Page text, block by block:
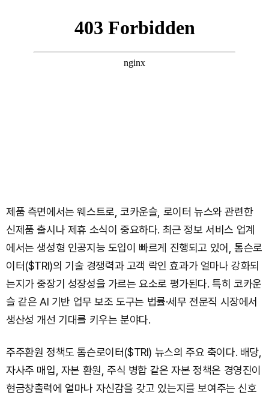
제품 측면에서는 웨스트로, 코카운슬, 로이터 뉴스와 관련한
신제품 출시나 제휴 소식이 중요하다. 최근 정보 서비스 업계
에서는 생성형 인공지능 도입이 빠르게 진행되고 있어, 톰슨로
이터($TRI)의 기술 경쟁력과 고객 락인 효과가 얼마나 강화되
는지가 중장기 성장성을 가르는 요소로 평가된다. 특히 코카운
슬 같은 AI 기반 업무 보조 도구는 법률·세무 전문직 시장에서
생산성 개선 기대를 키우는 분야다.
주주환원 정책도 톰슨로이터($TRI) 뉴스의 주요 축이다. 배당,
자사주 매입, 자본 환원, 주식 병합 같은 자본 정책은 경영진이
현금창출력에 얼마나 자신감을 갖고 있는지를 보여주는 신호